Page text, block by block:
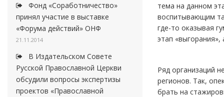
Фонд «Соработничество»
принял участие в выставке
«Форума действий» ОНФ
21.11.2014
В Издательском Совете
Русской Православной Церкви
обсудили вопросы экспертизы
проектов «Православной
тема на данном
воспитывающим
где-то оказывая
этап
Ряд организаций
регионов. Так,
брать на